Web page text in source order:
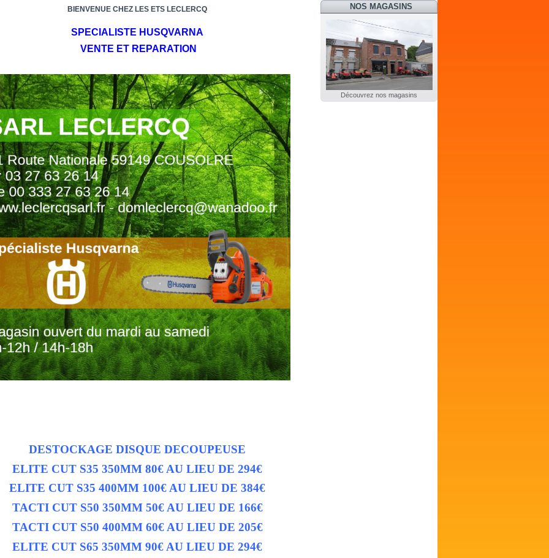
BIENVENUE CHEZ LES ETS LECLERCQ
SPECIALISTE HUSQVARNA
VENTE ET REPARATION
DESTOCKAGE DISQUE DECOUPEUSE
ELITE CUT S35 350MM 80€ AU LIEU DE 294€
ELITE CUT S35 400MM 100€ AU LIEU DE 384€
TACTI CUT S50 350MM 50€ AU LIEU DE 166€
TACTI CUT S50 400MM 60€ AU LIEU DE 205€
ELITE CUT S65 350MM 90€ AU LIEU DE 294€
NOS MAGASINS
Découvrez nos magasins